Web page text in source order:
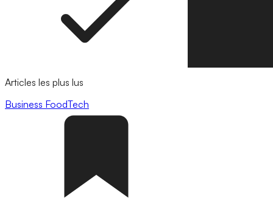
Articles les plus lus
Business FoodTech